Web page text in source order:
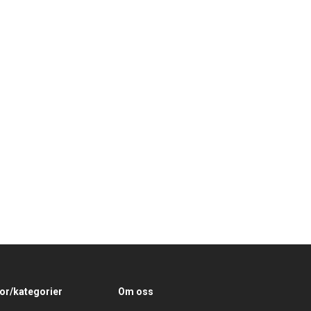
kategorier Om oss